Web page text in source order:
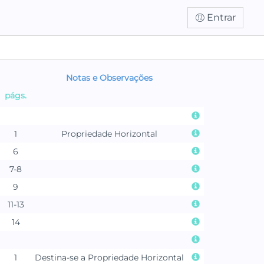
Entrar
Notas e Observações
págs.
1
Propriedade Horizontal
6
7-8
9
11-13
14
1 Destina-se a Propriedade Horizontal